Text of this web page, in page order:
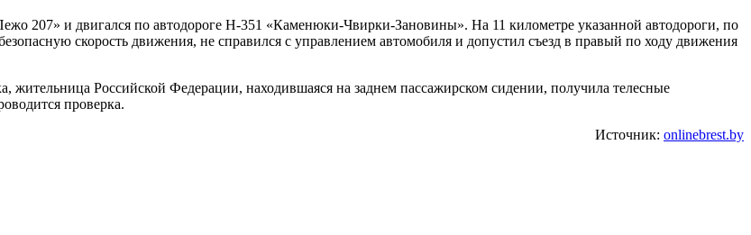
207» и двигался по автодороге Н-351 «Каменюки-Чвирки-Зановины». На 11 километре указанной автодороги, по
скорость движения, не справился с управлением автомобиля и допустил съезд в правый по ходу движения
жительница Российской Федерации, находившаяся на заднем пассажирском сидении, получила телесные
проверка.
Источник: onlinebrest.by